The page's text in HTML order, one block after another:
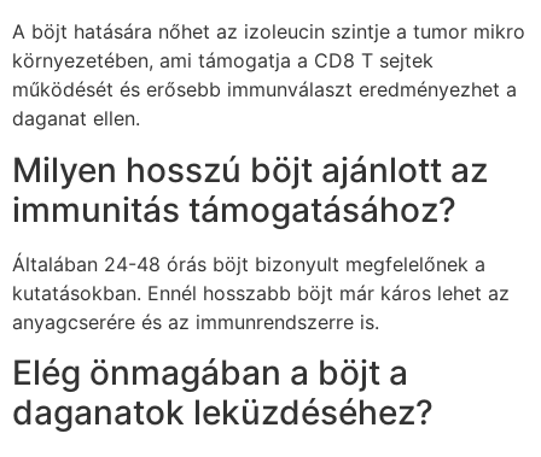
A böjt hatására nőhet az izoleucin szintje a tumor mikro
környezetében, ami támogatja a CD8 T sejtek
működését és erősebb immunválaszt eredményezhet a
daganat ellen.
Milyen hosszú böjt ajánlott az
immunitás támogatásához?
Általában 24-48 órás böjt bizonyult megfelelőnek a
kutatásokban. Ennél hosszabb böjt már káros lehet az
anyagcserére és az immunrendszerre is.
Elég önmagában a böjt a
daganatok leküzdéséhez?